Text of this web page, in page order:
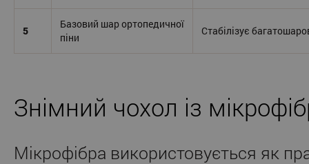
5
Базовий шар ортопедичної
піни
Стабілізує
Знімний чохол із
Мікрофібра використовується як